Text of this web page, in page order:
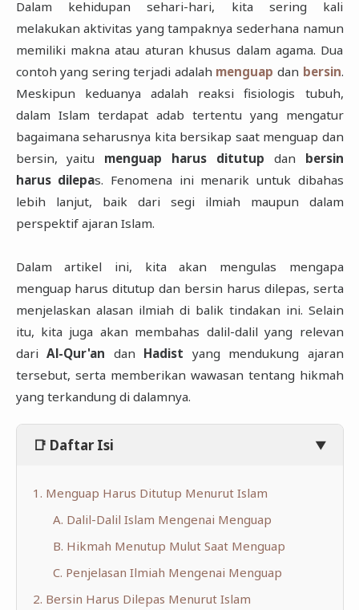
Dalam kehidupan sehari-hari, kita sering kali
melakukan aktivitas yang tampaknya sederhana namun
memiliki makna atau aturan khusus dalam agama. Dua
contoh yang sering terjadi adalah menguap dan bersin.
Meskipun keduanya adalah reaksi fisiologis tubuh,
dalam Islam terdapat adab tertentu yang mengatur
bagaimana seharusnya kita bersikap saat menguap dan
bersin, yaitu menguap harus ditutup dan bersin
harus dilepas. Fenomena ini menarik untuk dibahas
lebih lanjut, baik dari segi ilmiah maupun dalam
perspektif ajaran Islam.
Dalam artikel ini, kita akan mengulas mengapa
menguap harus ditutup dan bersin harus dilepas, serta
menjelaskan alasan ilmiah di balik tindakan ini. Selain
itu, kita juga akan membahas dalil-dalil yang relevan
dari Al-Qur'an dan Hadist yang mendukung ajaran
tersebut, serta memberikan wawasan tentang hikmah
yang terkandung di dalamnya.
📑 Daftar Isi ▼
1. Menguap Harus Ditutup Menurut Islam
A. Dalil-Dalil Islam Mengenai Menguap
B. Hikmah Menutup Mulut Saat Menguap
C. Penjelasan Ilmiah Mengenai Menguap
2. Bersin Harus Dilepas Menurut Islam